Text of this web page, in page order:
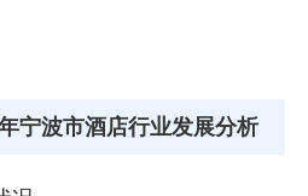
波市酒店行业发展分析